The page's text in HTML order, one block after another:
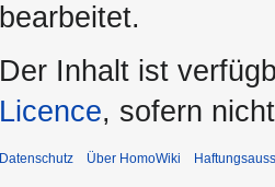
bearbeitet.
Der Inhalt ist
Licence, sofern
Datenschutz Über HomoWiki